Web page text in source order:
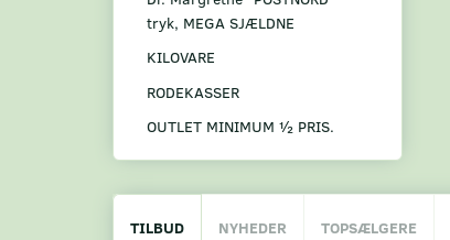
tryk, MEGA SJÆLDNE
KILOVARE
RODEKASSER
OUTLET MINIMUM ½ PRIS.
TILBUD NYHEDER TOPSÆLGERE